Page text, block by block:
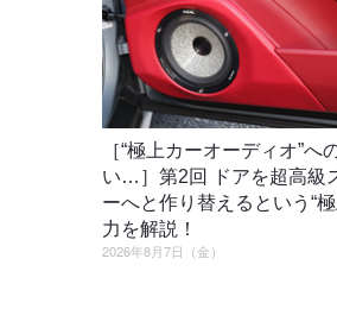
［“極上カーオーディオ”へ
い…］第2回 ドアを超高級
ーへと作り替えるという“
力を解説！
2026年8月7日（金）